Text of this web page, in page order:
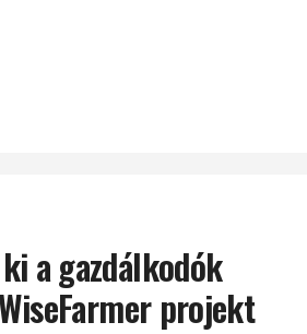
a gazdálkodók
projekt